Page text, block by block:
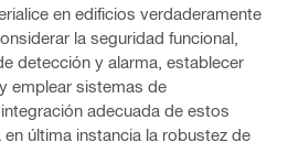
en edificios verdaderamente
la seguridad funcional,
detección y alarma, establecer
emplear sistemas de
adecuada de estos
última instancia la robustez de